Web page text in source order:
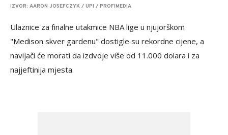
IZVOR: AARON JOSEFCZYK / UPI / PROFIMEDIA
Ulaznice za finalne utakmice NBA lige u njujorškom
"Medison skver gardenu" dostigle su rekordne cijene, a
navijači će morati da izdvoje više od 11.000 dolara i za
najjeftinija mjesta.